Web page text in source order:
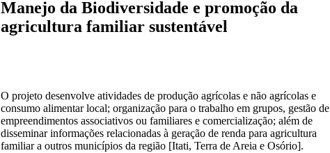
Manejo da Biodiversidade e promoção da
agricultura familiar sustentável
O projeto desenvolve atividades de produção agrícolas e não agrícolas e
consumo alimentar local; organização para o trabalho em grupos, gestão de
empreendimentos associativos ou familiares e comercialização; além de
disseminar informações relacionadas à geração de renda para agricultura
familiar a outros municípios da região [Itati, Terra de Areia e Osório].